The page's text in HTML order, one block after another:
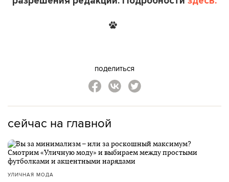
поделиться
сейчас на главной
УЛИЧНАЯ МОДА